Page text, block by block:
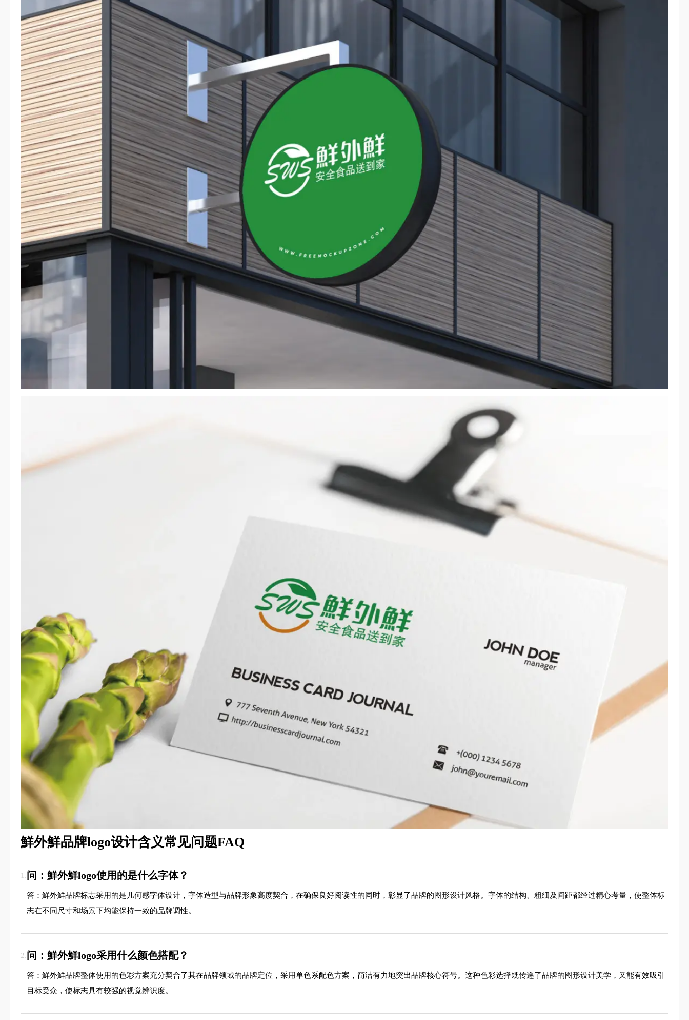
鮮外鮮品牌logo设计含义常见问题FAQ
1.问：鮮外鮮logo使用的是什么字体？
答：鮮外鮮品牌标志采用的是几何感字体设计，字体造型与品牌形象高度契合，在确保良好阅读性的同时，彰显了品牌的图形设计风格。字体的结构、粗细及间距都经过精心考量，使整体标
志在不同尺寸和场景下均能保持一致的品牌调性。
2.问：鮮外鮮logo采用什么颜色搭配？
答：鮮外鮮品牌整体使用的色彩方案充分契合了其在品牌领域的品牌定位，采用单色系配色方案，简洁有力地突出品牌核心符号。这种色彩选择既传递了品牌的图形设计美学，又能有效吸引
目标受众，使标志具有较强的视觉辨识度。